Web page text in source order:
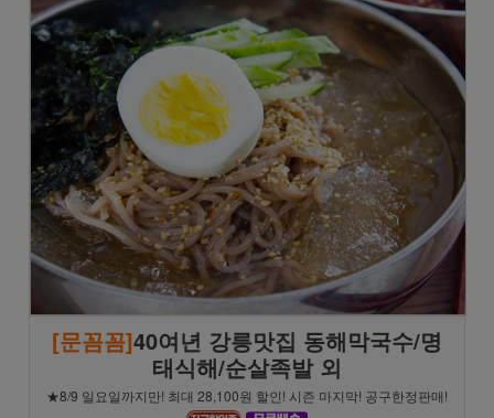
[문꼼꼼]40여년 강릉맛집 동해막국수/명
태식해/순살족발 외
★8/9 일요일까지만! 최대 28,100원 할인! 시즌 마지막! 공구한정판매!